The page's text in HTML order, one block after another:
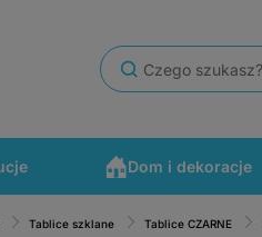
Dom i dekoracje
Tablice szklane Tablice CZARNE